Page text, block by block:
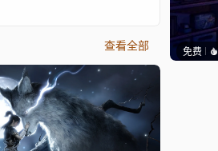
查看全部 免费